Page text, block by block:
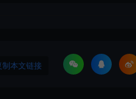
制本文链接